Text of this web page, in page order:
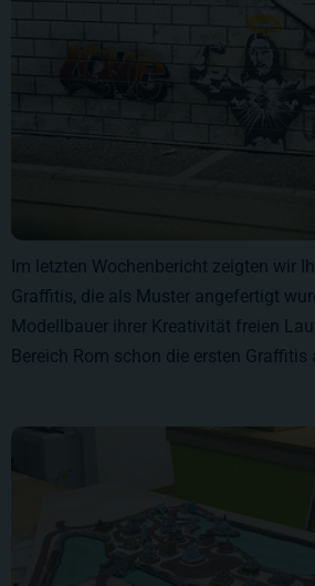
Im letzten Wochenbericht zeigten wir
Graffitis, die als Muster angefertigt
Modellbauer ihrer Kreativität freien
Bereich Rom schon die ersten Graffitis